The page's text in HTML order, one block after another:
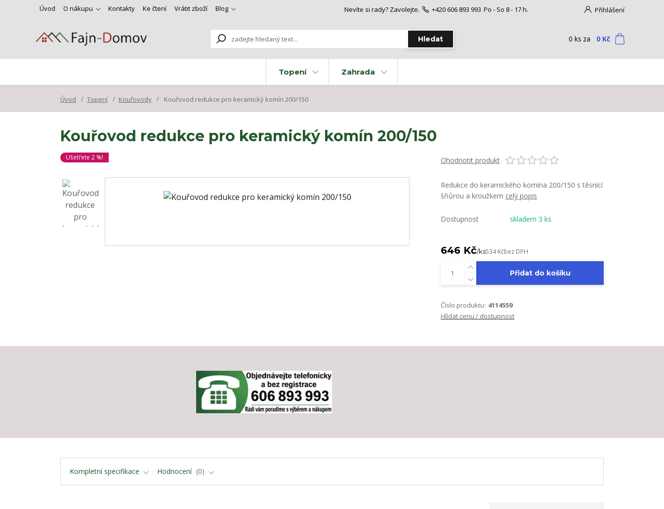
Úvod O nákupu Kontakty Ke čtení Vrátit zboží Blog Přihlášení
Hledat
Nevíte si rady? Zavolejte. +420 606 893 993 Po - So 8 - 17 h.
0 ks za 0 Kč
Topení Zahrada
Úvod Topení Kouřovody Kouřovod redukce pro keramický komín 200/150
Kouřovod redukce pro keramický komín 200/150
Ušetřete 2 %! Ohodnotit produkt
Redukce do keramického komína 200/150 s těsnící
šňůrou a kroužkem celý popis
Dostupnost skladem 3 ks
646 Kč/ks534 Kčbez DPH
Přidat do košíku
Číslo produktu: 4114559
Hlídat cenu / dostupnost
Kompletní specifikace Hodnocení 0